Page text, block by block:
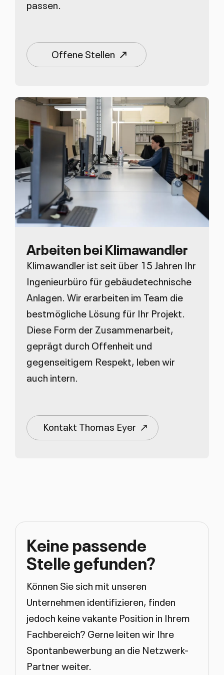
passen.
Offene Stellen
Arbeiten bei Klimawandler
Klimawandler ist seit über 15 Jahren Ihr
Ingenieurbüro für gebäudetechnische
Anlagen. Wir erarbeiten im Team die
bestmögliche Lösung für Ihr Projekt.
Diese Form der Zusammenarbeit,
geprägt durch Offenheit und
gegenseitigem Respekt, leben wir
auch intern.
Kontakt Thomas Eyer
Keine passende
Stelle gefunden?
Können Sie sich mit unseren
Unternehmen identifizieren, finden
jedoch keine vakante Position in Ihrem
Fachbereich? Gerne leiten wir Ihre
Spontanbewerbung an die Netzwerk-
Partner weiter.